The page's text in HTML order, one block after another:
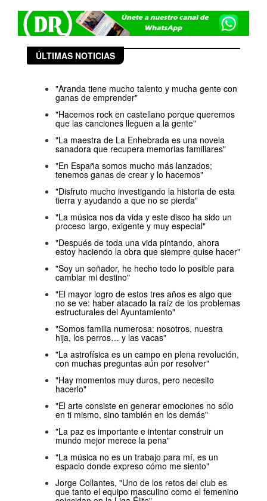
ÚLTIMAS NOTICIAS
"Aranda tiene mucho talento y mucha gente con
ganas de emprender"
"Hacemos rock en castellano porque queremos
que las canciones lleguen a la gente"
"La maestra de La Enhebrada es una novela
sanadora que recupera memorias familiares"
"En España somos mucho más lanzados;
tenemos ganas de crear y lo hacemos"
"Disfruto mucho investigando la historia de esta
tierra y ayudando a que no se pierda"
"La música nos da vida y este disco ha sido un
proceso largo, exigente y muy especial"
"Después de toda una vida pintando, ahora
estoy haciendo la obra que siempre quise hacer"
"Soy un soñador, he hecho todo lo posible para
cambiar mi destino"
"El mayor logro de estos tres años es algo que
no se ve: haber atacado la raíz de los problemas
estructurales del Ayuntamiento"
"Somos familia numerosa: nosotros, nuestra
hija, los perros… y las vacas"
"La astrofísica es un campo en plena revolución,
con muchas preguntas aún por resolver"
"Hay momentos muy duros, pero necesito
hacerlo"
"El arte consiste en generar emociones no sólo
en ti mismo, sino también en los demás"
"La paz es importante e intentar construir un
mundo mejor merece la pena"
"La música no es un trabajo para mí, es un
espacio donde expreso cómo me siento"
Jorge Collantes, "Uno de los retos del club es
que tanto el equipo masculino como el femenino